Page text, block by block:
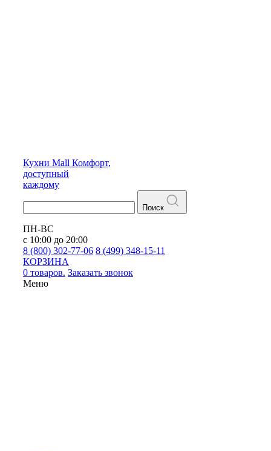
Кухни Mall Комфорт,
доступный
каждому
Поиск
ПН-ВС
с 10:00 до 20:00
8 (800) 302-77-06 8 (499) 348-15-11
КОРЗИНА
0 товаров. Заказать звонок
Меню